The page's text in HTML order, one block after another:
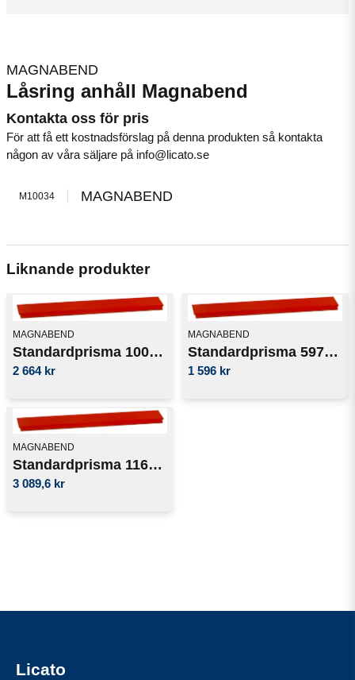
MAGNABEND
Låsring anhåll Magnabend
Kontakta oss för pris
För att få ett kostnadsförslag på denna produkten så kontakta
någon av våra säljare på info@licato.se
M10034 MAGNABEND
Liknande produkter
MAGNABEND
Standardprisma 1000mm
2 664 kr
MAGNABEND
Standardprisma 597mm
1 596 kr
MAGNABEND
Standardprisma 1160mm
3 089,6 kr
Licato